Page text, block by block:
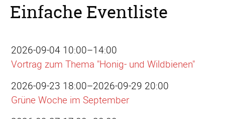
Einfache Eventliste
2026-09-04 10:00–14:00
Vortrag zum Thema "Honig- und Wildbienen"
2026-09-23 18:00–2026-09-29 20:00
Grüne Woche im September